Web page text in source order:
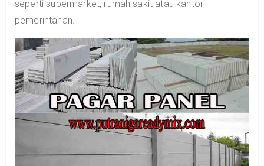
seperti supermarket, rumah sakit atau kantor
pemerintahan.